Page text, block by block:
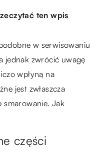
ten wpis
w serwisowaniu
jednak zwrócić uwagę
wpłyną na
jest zwłaszcza
smarowanie. Jak
części